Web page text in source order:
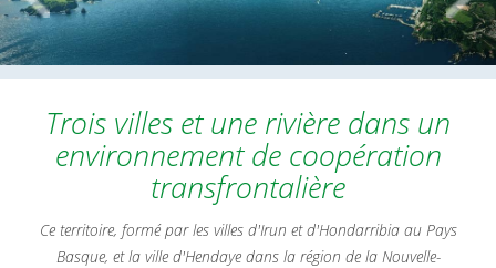
Trois villes et une rivière dans un
environnement de coopération
transfrontalière
Ce territoire, formé par les villes d'Irun et d'Hondarribia au Pays
Basque, et la ville d'Hendaye dans la région de la Nouvelle-